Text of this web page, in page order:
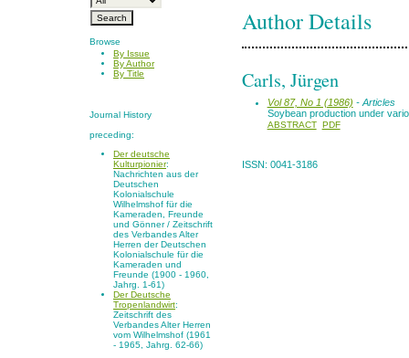
Browse
By Issue
By Author
By Title
Journal History
preceding:
Der deutsche
Kulturpionier:
Nachrichten aus der
Deutschen
Kolonialschule
Wilhelmshof für die
Kameraden, Freunde
und Gönner / Zeitschrift
des Verbandes Alter
Herren der Deutschen
Kolonialschule für die
Kameraden und
Freunde (1900 - 1960,
Jahrg. 1-61)
Der Deutsche
Tropenlandwirt:
Zeitschrift des
Verbandes Alter Herren
vom Wilhelmshof (1961
- 1965, Jahrg. 62-66)
Author Details
Carls, Jürgen
Vol 87, No 1 (1986) - Articles
Soybean production under
ABSTRACT PDF
ISSN: 0041-3186